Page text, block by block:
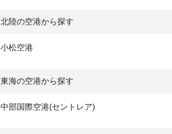
北陸の空港から探す
小松空港
東海の空港から探す
中部国際空港(セントレア)